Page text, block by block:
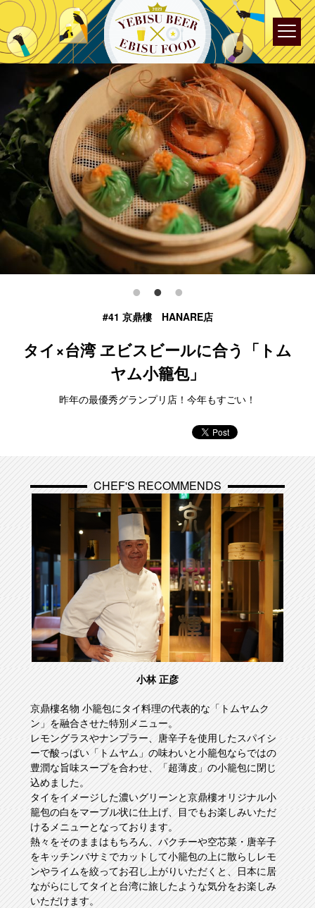
#41 京鼎樓 HANARE店
タイ×台湾 ヱビスビールに合う「トム
ヤム小籠包」
昨年の最優秀グランプリ店！今年もすごい！
CHEF'S RECOMMENDS
小林 正彦
京鼎樓名物 小籠包にタイ料理の代表的な「トムヤムク
ン」を融合させた特別メニュー。
レモングラスやナンプラー、唐辛子を使用したスパイシ
ーで酸っぱい「トムヤム」の味わいと小籠包ならではの
豊潤な旨味スープを合わせ、「超薄皮」の小籠包に閉じ
込めました。
タイをイメージした濃いグリーンと京鼎樓オリジナル小
籠包の白をマーブル状に仕上げ、目でもお楽しみいただ
けるメニューとなっております。
熱々をそのままはもちろん、パクチーや空芯菜・唐辛子
をキッチンバサミでカットして小籠包の上に散らしレモ
ンやライムを絞ってお召し上がりいただくと、日本に居
ながらにしてタイと台湾に旅したような気分をお楽しみ
いただけます。